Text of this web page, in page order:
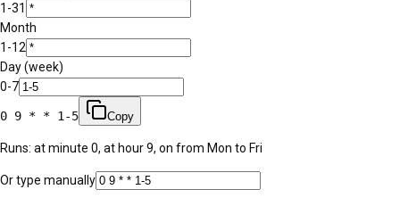
1-31
Month
1-12
Day (week)
0-7
0 9 * * 1-5 Copy
Runs: at minute 0, at hour 9, on from Mon to Fri
Or type manually